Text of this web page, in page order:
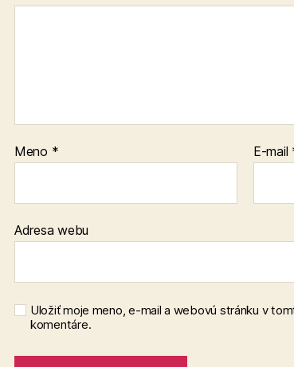
Meno * E-mail
Adresa webu
Uložiť moje meno, e-mail a webovú stránku v
komentáre.